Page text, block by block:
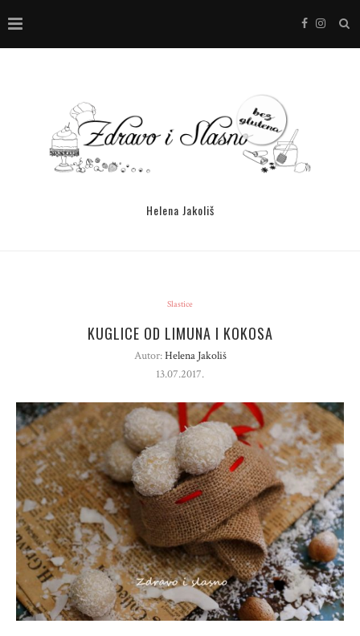
Helena Jakoliš
Slastice
KUGLICE OD LIMUNA I KOKOSA
Autor:Helena Jakoliš
13.07.2017.